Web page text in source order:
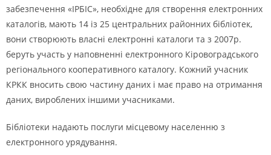
забезпечення «ІРБІС», необхідне для створення електронних
каталогів, мають 14 із 25 центральних районних бібліотек,
вони створюють власні електронні каталоги та з 2007р.
беруть участь у наповненні електронного Кіровоградського
регіонального кооперативного каталогу. Кожний учасник
КРКК вносить свою частину даних і має право на отримання
даних, вироблених іншими учасниками.
Бібліотеки надають послуги місцевому населенню з
електронного урядування.